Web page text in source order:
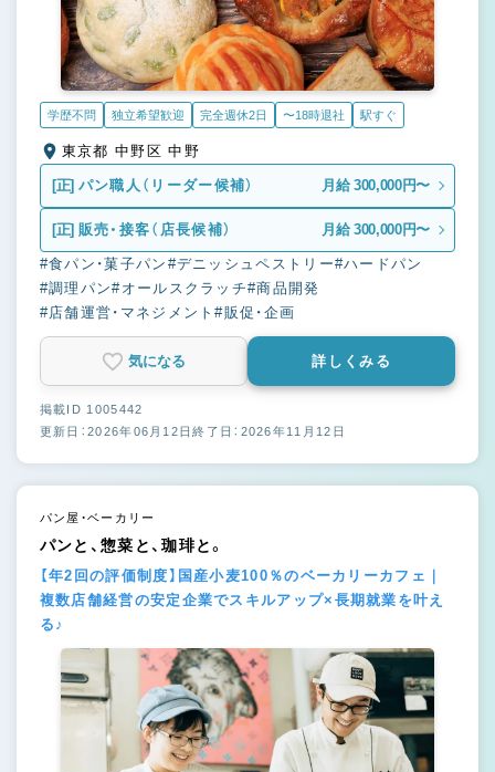
学歴不問 独立希望歓迎 完全週休2日 〜18時退社 駅すぐ
東京都 中野区 中野
[正] パン職人（リーダー候補） 月給 300,000円〜
[正] 販売・接客（店長候補） 月給 300,000円〜
#食パン・菓子パン #デニッシュペストリー#ハードパン
#調理パン#オールスクラッチ#商品開発
#店舗運営・マネジメント#販促・企画
気になる 詳しくみる
掲載ID 1005442
更新日：2026年06月12日終了日：2026年11月12日
パン屋・ベーカリー
パンと、惣菜と、珈琲と。
【年2回の評価制度】国産小麦100％のベーカリーカフェ｜
複数店舗経営の安定企業でスキルアップ×長期就業を叶え
る♪